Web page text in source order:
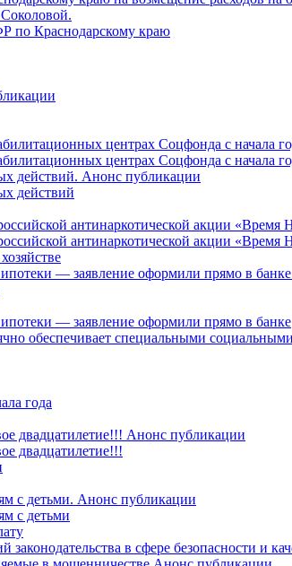
по Краснодарскому краю
центрах Соцфонда с начала
центрах Соцфонда с начала
действий. Анонс публикации
действий
антинаркотической акции
антинаркотической акции «Время
— заявление оформили прямо в
— заявление оформили прямо в банке
обеспечивает специальными
года
двадцатилетие!!! Анонс публикации
двадцатилетие!!!
с детьми. Анонс публикации
с детьми
в сфере безопасности и